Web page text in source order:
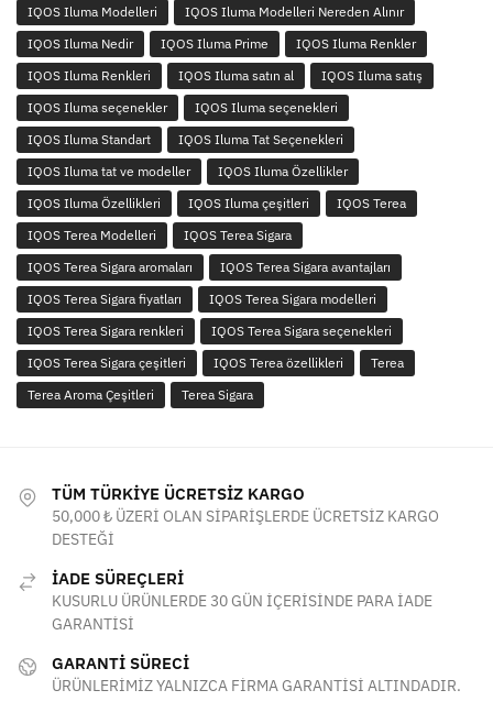
IQOS Iluma Modelleri
IQOS Iluma Modelleri Nereden Alınır
IQOS Iluma Nedir
IQOS Iluma Prime
IQOS Iluma Renkler
IQOS Iluma Renkleri
IQOS Iluma satın al
IQOS Iluma satış
IQOS Iluma seçenekler
IQOS Iluma seçenekleri
IQOS Iluma Standart
IQOS Iluma Tat Seçenekleri
IQOS Iluma tat ve modeller
IQOS Iluma Özellikler
IQOS Iluma Özellikleri
IQOS Iluma çeşitleri
IQOS Terea
IQOS Terea Modelleri
IQOS Terea Sigara
IQOS Terea Sigara aromaları
IQOS Terea Sigara avantajları
IQOS Terea Sigara fiyatları
IQOS Terea Sigara modelleri
IQOS Terea Sigara renkleri
IQOS Terea Sigara seçenekleri
IQOS Terea Sigara çeşitleri
IQOS Terea özellikleri
Terea
Terea Aroma Çeşitleri
Terea Sigara
TÜM TÜRKİYE ÜCRETSİZ KARGO
50,000 ₺ ÜZERİ OLAN SİPARİŞLERDE ÜCRETSİZ KARGO
DESTEĞİ
İADE SÜREÇLERİ
KUSURLU ÜRÜNLERDE 30 GÜN İÇERİSİNDE PARA İADE
GARANTİSİ
GARANTİ SÜRECİ
ÜRÜNLERİMİZ YALNIZCA FİRMA GARANTİSİ ALTINDADIR.